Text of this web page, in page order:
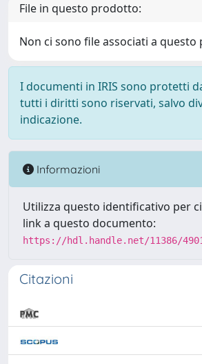
File in questo prodotto:
Non ci sono file associati a
I documenti in IRIS sono protetti
tutti i diritti sono riservati, salvo
indicazione.
Informazioni
Utilizza questo identificativo per
link a questo documento:
https://hdl.handle.net/11386/
Citazioni